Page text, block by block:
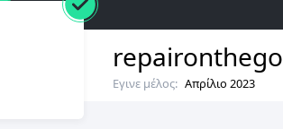
repaironthego
Εγινε μέλος: Απρίλιο 2023